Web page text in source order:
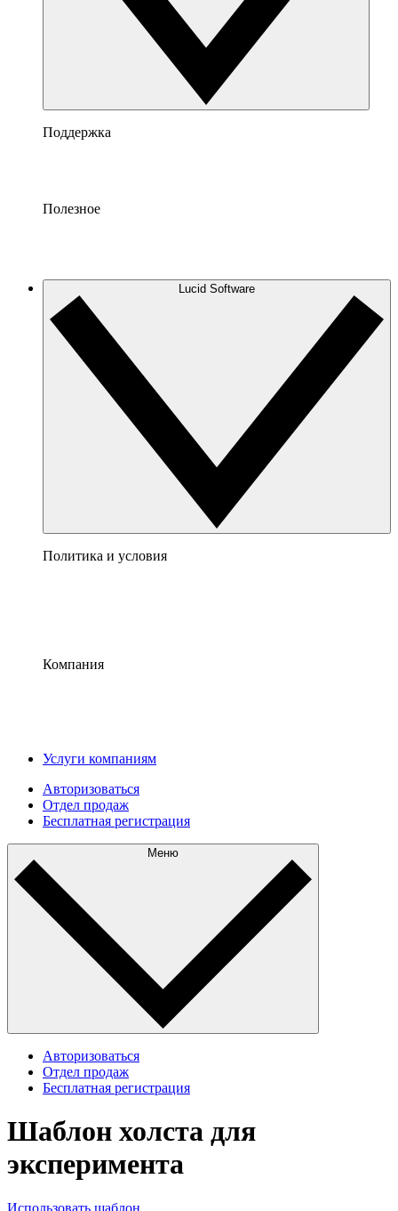
Поддержка
Полезное
Lucid Software
Политика и условия
Компания
Услуги компаниям
Авторизоваться
Отдел продаж
Бесплатная регистрация
Меню
Авторизоваться
Отдел продаж
Бесплатная регистрация
Шаблон холста для
эксперимента
Использовать шаблон